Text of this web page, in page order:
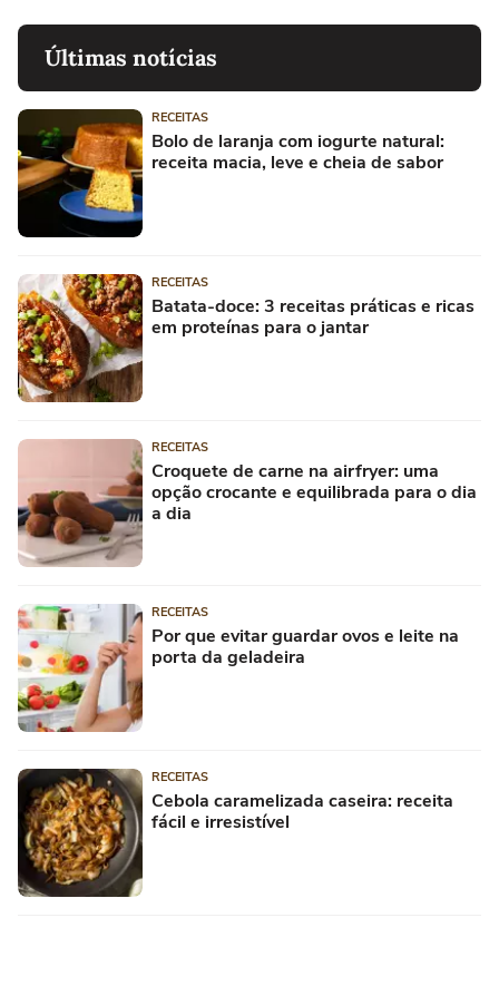
Últimas notícias
RECEITAS
Bolo de laranja com iogurte natural:
receita macia, leve e cheia de sabor
RECEITAS
Batata-doce: 3 receitas práticas e ricas
em proteínas para o jantar
RECEITAS
Croquete de carne na airfryer: uma
opção crocante e equilibrada para o dia
a dia
RECEITAS
Por que evitar guardar ovos e leite na
porta da geladeira
RECEITAS
Cebola caramelizada caseira: receita
fácil e irresistível